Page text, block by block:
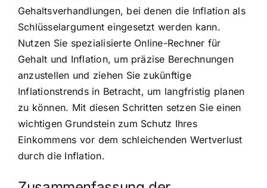
Gehaltsverhandlungen, bei denen die Inflation als
Schlüsselargument eingesetzt werden kann.
Nutzen Sie spezialisierte Online-Rechner für
Gehalt und Inflation, um präzise Berechnungen
anzustellen und ziehen Sie zukünftige
Inflationstrends in Betracht, um langfristig planen
zu können. Mit diesen Schritten setzen Sie einen
wichtigen Grundstein zum Schutz Ihres
Einkommens vor dem schleichenden Wertverlust
durch die Inflation.